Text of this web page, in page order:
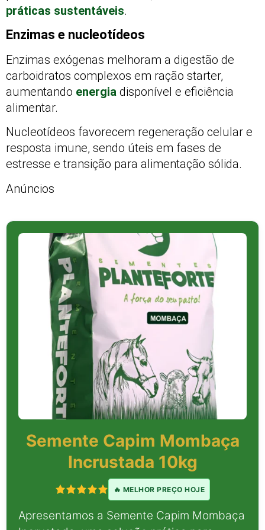
práticas sustentáveis.
Enzimas e nucleotídeos
Enzimas exógenas melhoram a digestão de
carboidratos complexos em ração starter,
aumentando energia disponível e eficiência
alimentar.
Nucleotídeos favorecem regeneração celular e
resposta imune, sendo úteis em fases de
estresse e transição para alimentação sólida.
Anúncios
Semente Capim Mombaça
Incrustada 10kg
🔥 MELHOR PREÇO HOJE
Apresentamos a Semente Capim Mombaça